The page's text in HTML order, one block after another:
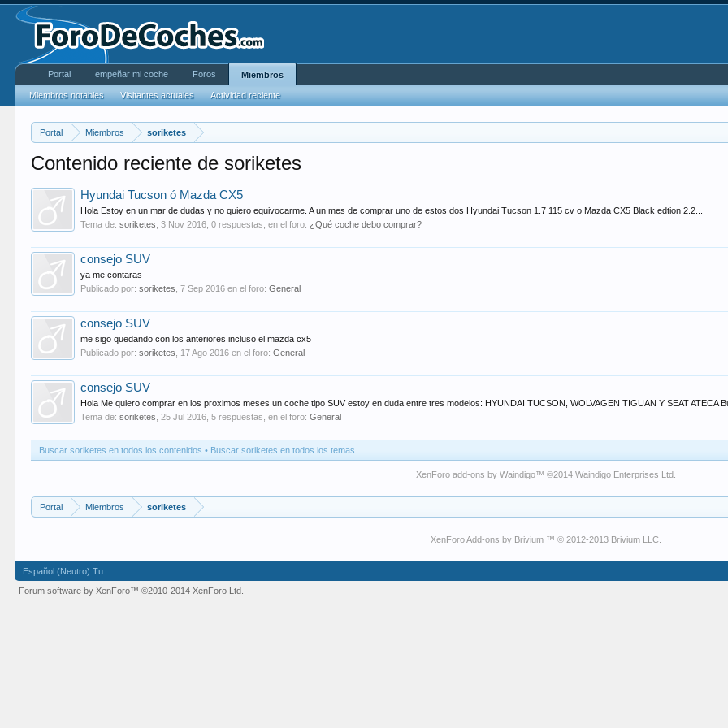
Portal Miembros soriketes
Contenido reciente de soriketes
Hyundai Tucson ó Mazda CX5
Hola Estoy en un mar de dudas y no quiero equivocarme. A un mes de comprar uno de estos dos Hyundai Tucson 1.7 115 cv o Mazda CX5 Black edtion 2.2...
Tema de:soriketes ,3 Nov 2016 , 0 respuestas, en el foro: ¿Qué coche debo comprar?
consejo SUV
ya me contaras
Publicado por:soriketes ,7 Sep 2016 en el foro:General
consejo SUV
me sigo quedando con los anteriores incluso el mazda cx5
Publicado por:soriketes 17 Ago 2016 en el foro:General
consejo SUV
Hola Me quiero comprar en los proximos meses un coche tipo SUV estoy en duda entre tres modelos: HYUNDAI TUCSON, WOLVAGEN TIGUAN Y SEAT ATECA
Tema de:soriketes ,25 Jul 2016 , 5 respuestas, en el foro:General
Buscar soriketes en todos los contenidos Buscar soriketes en todos los temas
XenForo add-ons by Waindigo™ ©2014 Waindigo Enterprises Ltd
Portal Miembros soriketes
XenForo Add-ons by Brivium ™ © 2012-2013 Brivium LLC.
Portal empeñar mi coche Foros Miembros
Miembros notables Visitantes actuales Actividad reciente
Español (Neutro) Tu
Forum software by XenForo™©2010-2014 XenForo Ltd.